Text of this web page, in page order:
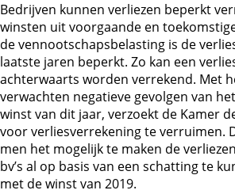
Bedrijven kunnen verliezen beperkt
winsten uit voorgaande en
de vennootschapsbelasting is de
laatste jaren beperkt. Zo kan een
achterwaarts worden verrekend. Met
verwachten negatieve gevolgen van
winst van dit jaar, verzoekt de Kamer
voor verliesverrekening te verruimen.
men het mogelijk te maken de
bv’s al op basis van een schatting te
met de winst van 2019.